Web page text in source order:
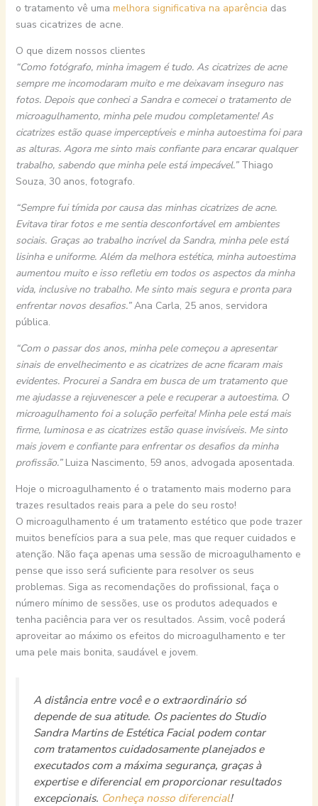
o tratamento vê uma melhora significativa na aparência das
suas cicatrizes de acne.
O que dizem nossos clientes
“Como fotógrafo, minha imagem é tudo. As cicatrizes de acne
sempre me incomodaram muito e me deixavam inseguro nas
fotos. Depois que conheci a Sandra e comecei o tratamento de
microagulhamento, minha pele mudou completamente! As
cicatrizes estão quase imperceptíveis e minha autoestima foi para
as alturas. Agora me sinto mais confiante para encarar qualquer
trabalho, sabendo que minha pele está impecável.” Thiago
Souza, 30 anos, fotografo.
“Sempre fui tímida por causa das minhas cicatrizes de acne.
Evitava tirar fotos e me sentia desconfortável em ambientes
sociais. Graças ao trabalho incrível da Sandra, minha pele está
lisinha e uniforme. Além da melhora estética, minha autoestima
aumentou muito e isso refletiu em todos os aspectos da minha
vida, inclusive no trabalho. Me sinto mais segura e pronta para
enfrentar novos desafios.”Ana Carla, 25 anos, servidora
pública.
“Com o passar dos anos, minha pele começou a apresentar
sinais de envelhecimento e as cicatrizes de acne ficaram mais
evidentes. Procurei a Sandra em busca de um tratamento que
me ajudasse a rejuvenescer a pele e recuperar a autoestima. O
microagulhamento foi a solução perfeita! Minha pele está mais
firme, luminosa e as cicatrizes estão quase invisíveis. Me sinto
mais jovem e confiante para enfrentar os desafios da minha
profissão.”Luiza Nascimento, 59 anos, advogada aposentada.
Hoje o microagulhamento é o tratamento mais moderno para
trazes resultados reais para a pele do seu rosto!
O microagulhamento é um tratamento estético que pode trazer
muitos benefícios para a sua pele, mas que requer cuidados e
atenção. Não faça apenas uma sessão de microagulhamento e
pense que isso será suficiente para resolver os seus
problemas. Siga as recomendações do profissional, faça o
número mínimo de sessões, use os produtos adequados e
tenha paciência para ver os resultados. Assim, você poderá
aproveitar ao máximo os efeitos do microagulhamento e ter
uma pele mais bonita, saudável e jovem.
A distância entre você e o extraordinário só
depende de sua atitude. Os pacientes do Studio
Sandra Martins de Estética Facial podem contar
com tratamentos cuidadosamente planejados e
executados com a máxima segurança, graças à
expertise e diferencial em proporcionar resultados
excepcionais. Conheça nosso diferencial!